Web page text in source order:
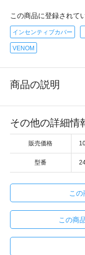
この商品に登録されて
インセンティブカバー
VENOM
商品の説明
その他の詳細情
販売価格
型番
こ
この商